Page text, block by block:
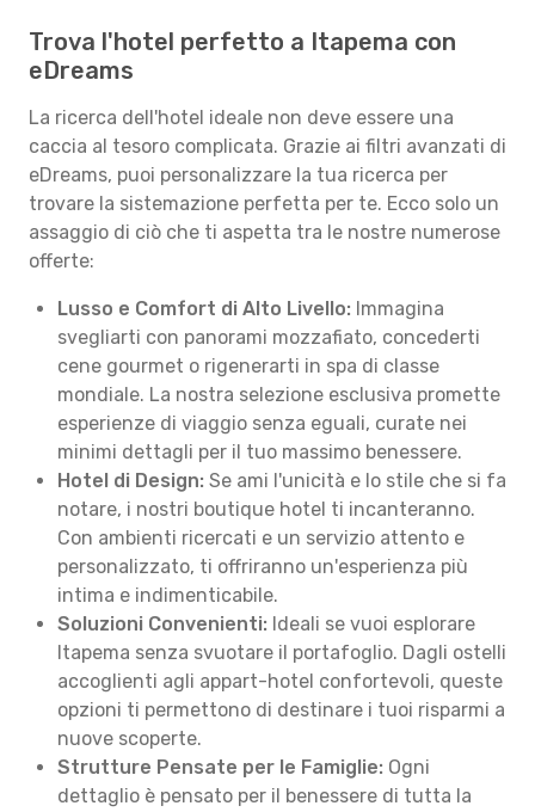
Trova l'hotel perfetto a Itapema con
eDreams
La ricerca dell'hotel ideale non deve essere una
caccia al tesoro complicata. Grazie ai filtri avanzati di
eDreams, puoi personalizzare la tua ricerca per
trovare la sistemazione perfetta per te. Ecco solo un
assaggio di ciò che ti aspetta tra le nostre numerose
offerte:
Lusso e Comfort di Alto Livello: Immagina
svegliarti con panorami mozzafiato, concederti
cene gourmet o rigenerarti in spa di classe
mondiale. La nostra selezione esclusiva promette
esperienze di viaggio senza eguali, curate nei
minimi dettagli per il tuo massimo benessere.
Hotel di Design: Se ami l'unicità e lo stile che si fa
notare, i nostri boutique hotel ti incanteranno.
Con ambienti ricercati e un servizio attento e
personalizzato, ti offriranno un'esperienza più
intima e indimenticabile.
Soluzioni Convenienti: Ideali se vuoi esplorare
Itapema senza svuotare il portafoglio. Dagli ostelli
accoglienti agli appart-hotel confortevoli, queste
opzioni ti permettono di destinare i tuoi risparmi a
nuove scoperte.
Strutture Pensate per le Famiglie: Ogni
dettaglio è pensato per il benessere di tutta la